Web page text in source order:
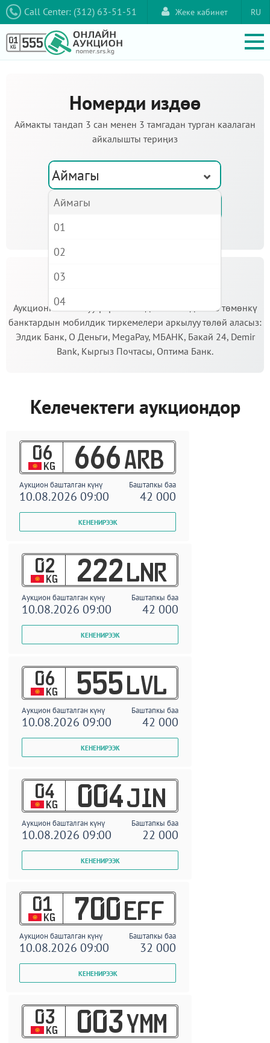
Call Center: (312) 63-51-51 RU
Жеке кабинет
Номерди издөө
Аймакты тандап 3 сан менен 3 тамгадан турган каалаган
айкалышты териңиз
Аймагы
Аукционго катышуу үчүн кепилдик салымды Сиз төмөнкү
банктардын мобилдик тиркемелери аркылуу төлөй аласыз:
Элдик Банк, О Деньги, MegaPay, МБАНК, Бакай 24, Demir
Bank, Кыргыз Почтасы, Оптима Банк.
Келечектеги аукциондор
06
KG 666 ARB
Аукцион башталган күнү Баштапкы баа
10.08.2026 09:00 42 000
02
KG 222 LNR
Аукцион башталган күнү Баштапкы баа
10.08.2026 09:00 42 000
06
KG 555 LVL
Аукцион башталган күнү Баштапкы баа
10.08.2026 09:00 42 000
04
KG 004 JIN
Аукцион башталган күнү Баштапкы баа
10.08.2026 09:00 22 000
01
KG 700 EFF
Аукцион башталган күнү Баштапкы баа
10.08.2026 09:00 32 000
03
KG 003 YMM
Аймагы
01
02
03
04
05
06